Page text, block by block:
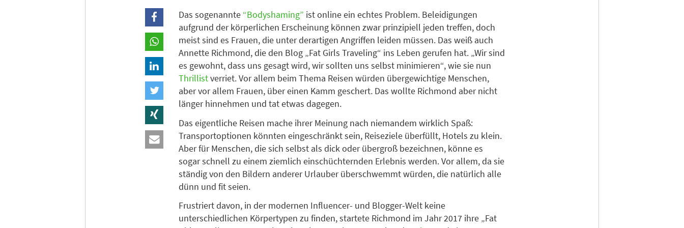
Das sogenannte “Bodyshaming” ist online ein echtes Problem. Beleidigungen
aufgrund der körperlichen Erscheinung können zwar prinzipiell jeden treffen, doch
meist sind es Frauen, die unter derartigen Angriffen leiden müssen. Das weiß auch
Annette Richmond, die den Blog „Fat Girls Traveling“ ins Leben gerufen hat. „Wir sind
es gewohnt, dass uns gesagt wird, wir sollten uns selbst minimieren“, wie sie nun
Thrillistverriet. Vor allem beim Thema Reisen würden übergewichtige Menschen,
aber vor allem Frauen, über einen Kamm geschert. Das wollte Richmond aber nicht
länger hinnehmen und tat etwas dagegen.
Das eigentliche Reisen mache ihrer Meinung nach niemandem wirklich Spaß:
Transportoptionen könnten eingeschränkt sein, Reiseziele überfüllt, Hotels zu klein.
Aber für Menschen, die sich selbst als dick oder übergroß bezeichnen, könne es
sogar schnell zu einem ziemlich einschüchternden Erlebnis werden. Vor allem, da sie
ständig von den Bildern anderer Urlauber überschwemmt würden, die natürlich alle
dünn und fit seien.
Frustriert davon, in der modernen Influencer- und Blogger-Welt keine
unterschiedlichen Körpertypen zu finden, startete Richmond im Jahr 2017 ihre „Fat